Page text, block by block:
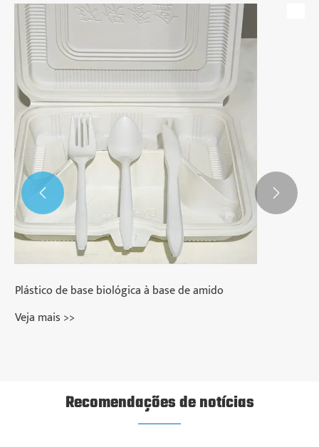
Plástico Sustentável de Base Biológica
Veja mais >>
 
Recomendações de notícias